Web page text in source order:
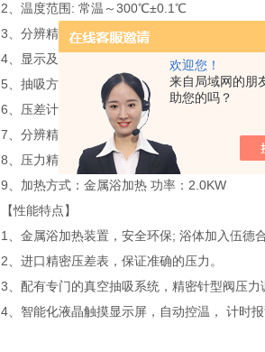
欢迎您！
来自局域网的朋
助您的吗？
2、温度范围: 常温～300℃±0.1℃
3、分辨精度：±0.01℃
4、显示及控制方式:7寸彩色液晶触摸显示屏
5、抽吸方式：真空泵和压力计空气过滤器
6、压差计：进口精密压差表 0～25mm H20
7、分辨精度±0.05 mm H20
8、压力精度：稳定精度：±0.2 mm H20
9、加热方式：金属浴加热 功率：2.0KW
【性能特点】
1、金属浴加热装置，安全环保; 浴体加入伍德
2、进口精密压差表，保证准确的压力。
3、配有专门的真空抽吸系统，精密针型阀压力
4、智能化液晶触摸显示屏，自动控温， 计时报